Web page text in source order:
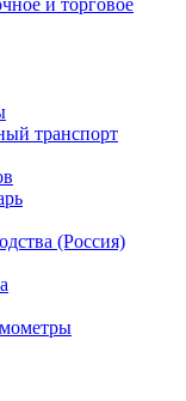
транспорт
(Россия)